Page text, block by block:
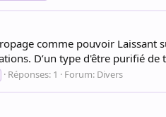
comme pouvoir
D’un type d'être purifié
Réponses: 1 Forum: Divers